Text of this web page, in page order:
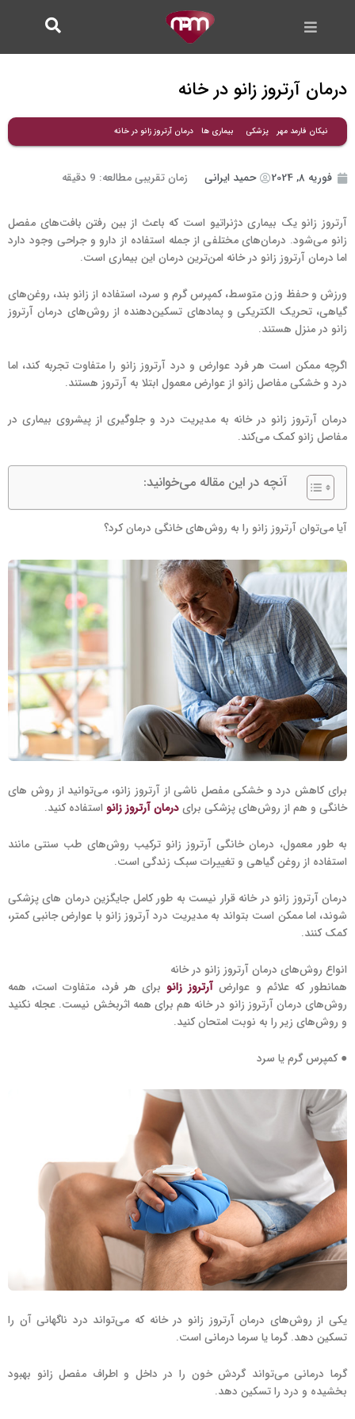
درمان آرتروز زانو در خانه
نیکان فارمد مهر پزشکی بیماری ها درمان آرتروز زانو در خانه
فوریه 8, 2024 حمید ایرانی زمان تقریبی مطالعه: 9 دقیقه
آرتروز زانو یک بیماری دژنراتیو است که باعث از بین رفتن بافت‌های مفصل
زانو می‌شود. درمان‌های مختلفی از جمله استفاده از دارو و جراحی وجود دارد
اما درمان آرتروز زانو در خانه امن‌ترین درمان این بیماری است.
ورزش و حفظ وزن متوسط، کمپرس گرم و سرد، استفاده از زانو بند، روغن‌های
گیاهی، تحریک الکتریکی و پمادهای تسکین‌دهنده از روش‌های درمان آرتروز
زانو در منزل هستند.
اگرچه ممکن است هر فرد عوارض و درد آرتروز زانو را متفاوت تجربه کند، اما
درد و خشکی مفاصل زانو از عوارض معمول ابتلا به آرتروز هستند.
درمان آرتروز زانو در خانه به مدیریت درد و جلوگیری از پیشروی بیماری در
مفاصل زانو کمک می‌کند.
آنچه در این مقاله می‌خوانید:
آیا می‌توان آرتروز زانو را به روش‌های خانگی درمان کرد؟
برای کاهش درد و خشکی مفصل ناشی از آرتروز زانو، می‌توانید از روش های
خانگی و هم از روش‌های پزشکی برایدرمان آرتروز زانو استفاده کنید.
به طور معمول، درمان خانگی آرتروز زانو ترکیب روش‌های طب سنتی مانند
استفاده از روغن گیاهی و تغییرات سبک زندگی است.
درمان آرتروز زانو در خانه قرار نیست به طور کامل جایگزین درمان های پزشکی
شوند، اما ممکن است بتواند به مدیریت درد آرتروز زانو با عوارض جانبی کمتر،
کمک کنند.
انواع روش‌های درمان آرتروز زانو در خانه
همانطور که علائم و عوارض آرتروز زانو برای هر فرد، متفاوت است، همه
روش‌های درمان آرتروز زانو در خانه هم برای همه اثربخش نیست. عجله نکنید
و روش‌های زیر را به نوبت امتحان کنید.
● کمپرس گرم یا سرد
یکی از روش‌های درمان آرتروز زانو در خانه که می‌تواند درد ناگهانی آن را
تسکین دهد. گرما یا سرما درمانی است.
گرما درمانی می‌تواند گردش خون را در داخل و اطراف مفصل زانو بهبود
بخشیده و درد را تسکین دهد.